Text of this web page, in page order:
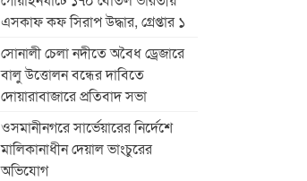
এসকাফ কফ সিরাপ উদ্ধার, গ্রেপ্তার ১
সোনালী চেলা নদীতে অবৈধ ড্রেজারে
বালু উত্তোলন বন্ধের দাবিতে
দোয়ারাবাজারে প্রতিবাদ সভা
ওসমানীনগরে সার্ভেয়ারের নির্দেশে
মালিকানাধীন দেয়াল ভাংচুরের
অভিযোগ